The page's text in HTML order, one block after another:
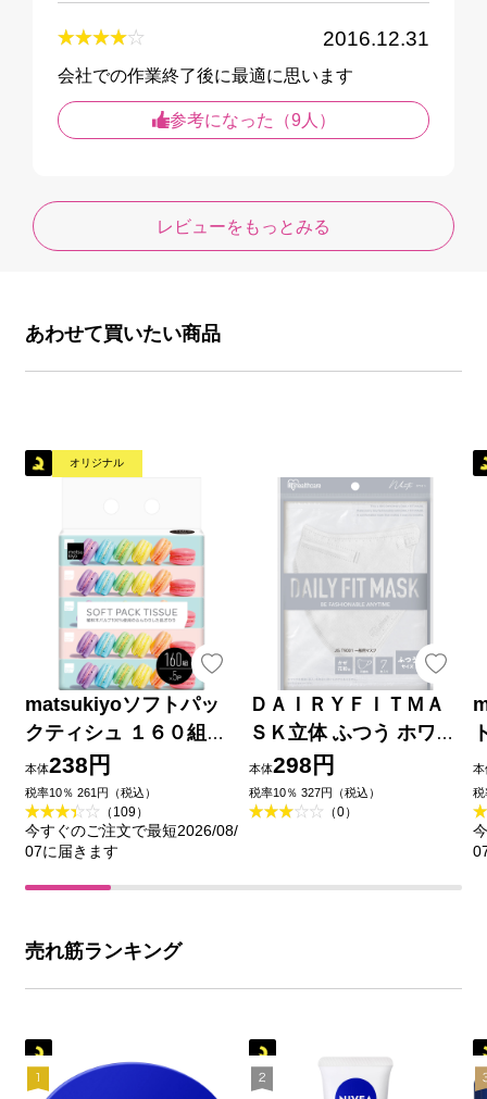
2016.12.31
会社での作業終了後に最適に思います
参考になった（9人）
レビューをもっとみる
あわせて買いたい商品
オリジナル
matsukiyoソフトパッ
クティシュ １６０組５
個
本体238円
税率10％ 261円（税込）
（109）
今すぐのご注文で最短2026/08/
07に届きます
ＤＡＩＲＹＦＩＴＭＡ
ＳＫ立体 ふつう ホワイ
ト ７枚 アイリスオーヤ
マ
本体298円
税率10％ 327円（税込）
（0）
本
税
売れ筋ランキング